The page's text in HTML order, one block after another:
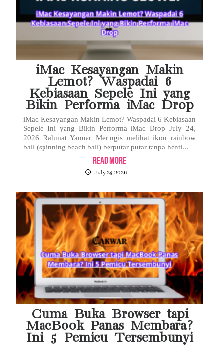
iMac Kesayangan Makin
Lemot? Waspadai 6
Kebiasaan Sepele Ini yang
Bikin Performa iMac Drop
iMac Kesayangan Makin Lemot? Waspadai 6 Kebiasaan
Sepele Ini yang Bikin Performa iMac Drop July 24,
2026 Rahmat Yanuar Meringis melihat ikon rainbow
ball (spinning beach ball) berputar-putar tanpa henti...
Read More
July 24, 2026
Cuma Buka Browser tapi
MacBook Panas Membara?
Ini 5 Pemicu Tersembunyi